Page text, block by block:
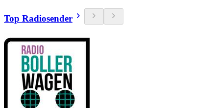
Top Radiosender